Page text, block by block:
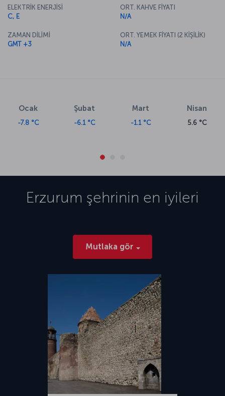
ELEKTRİK ENERJİSİ
C, E
ZAMAN DİLİMİ
GMT +3
ORT. KAHVE FİYATI
N/A
ORT. YEMEK FİYATI (2 KİŞİLİK)
N/A
Ocak
-7.8 °C
Şubat
-6.1 °C
Mart
-1.1 °C
Nisan
5.6 °C
Erzurum şehrinin en iyileri
Mutlaka gör